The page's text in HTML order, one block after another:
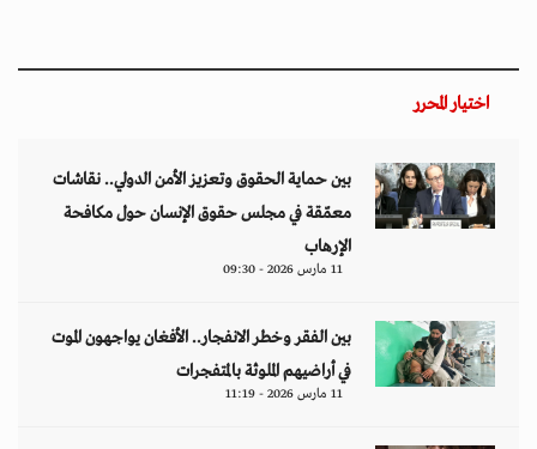
اختيار المحرر
بين حماية الحقوق وتعزيز الأمن الدولي.. نقاشات
معمّقة في مجلس حقوق الإنسان حول مكافحة
الإرهاب
11 مارس 2026 - 09:30
بين الفقر وخطر الانفجار.. الأفغان يواجهون الموت
في أراضيهم الملوثة بالمتفجرات
11 مارس 2026 - 11:19